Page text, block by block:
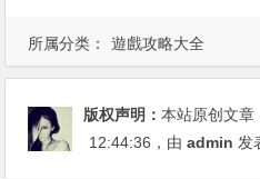
所属分类： 遊戲攻略大全
版权声明：本站原创文章
12:44:36 ，由admin 发